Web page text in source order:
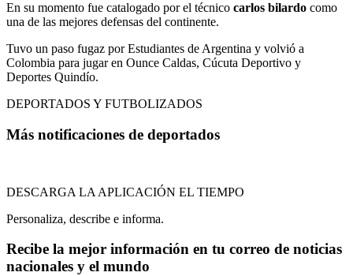
En su momento fue catalogado por el técnico carlos bilardo como
una de las mejores defensas del continente.
Tuvo un paso fugaz por Estudiantes de Argentina y volvió a
Colombia para jugar en Ounce Caldas, Cúcuta Deportivo y
Deportes Quindío.
DEPORTADOS Y FUTBOLIZADOS
Más notificaciones de deportados
DESCARGA LA APLICACIÓN EL TIEMPO
Personaliza, describe e informa.
Recibe la mejor información en tu correo de noticias
nacionales y el mundo